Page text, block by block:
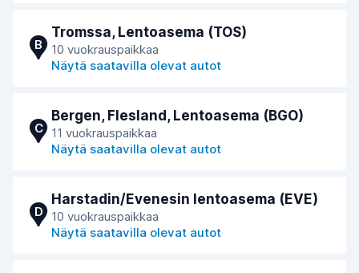
B
Tromssa, Lentoasema (TOS)
10 vuokrauspaikkaa
Näytä saatavilla olevat autot
C
Bergen, Flesland, Lentoasema (BGO)
11 vuokrauspaikkaa
Näytä saatavilla olevat autot
D
Harstadin/Evenesin lentoasema (EVE)
10 vuokrauspaikkaa
Näytä saatavilla olevat autot